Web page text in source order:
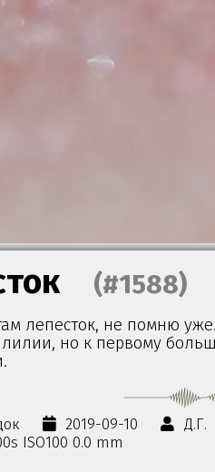
(#1588)
лепесток, не помню
лилии, но к первому
2019-09-10 Д.Г.
ISO100 0.0 mm